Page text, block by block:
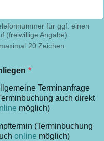
für ggf. einen
(freiwillige Angabe)
20 Zeichen.
*
Terminanfrage
auch direkt
möglich)
(Terminbuchung
online möglich)